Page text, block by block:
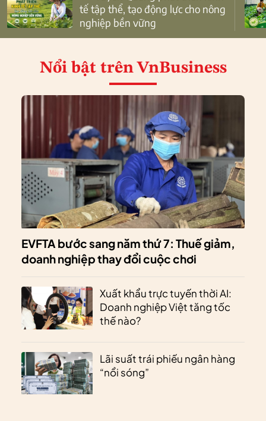
tế tập thể, tạo động lực cho nông
nghiệp bền vững
Nổi bật trên VnBusiness
EVFTA bước sang năm thứ 7: Thuế giảm,
doanh nghiệp thay đổi cuộc chơi
Xuất khẩu trực tuyến thời AI:
Doanh nghiệp Việt tăng tốc
thế nào?
Lãi suất trái phiếu ngân hàng
“nổi sóng”